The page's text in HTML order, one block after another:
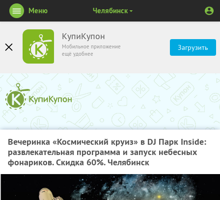
КупиКупон
Мобильное приложение
ещё удобнее
Загрузить
Меню Челябинск
Вечеринка «Космический круиз» в DJ Парк Inside:
развлекательная программа и запуск небесных
фонариков. Скидка 60%. Челябинск